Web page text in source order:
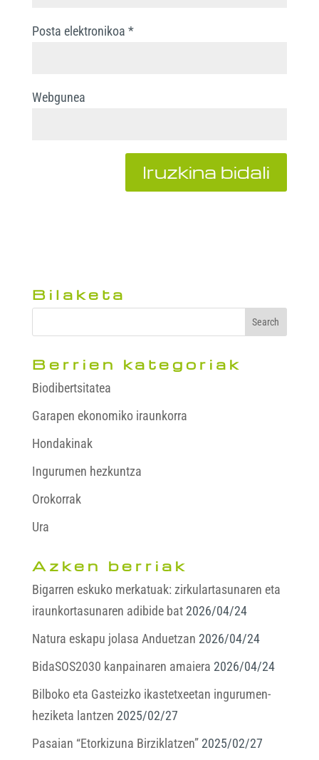
Posta elektronikoa *
Webgunea
Bilaketa
Berrien kategoriak
Biodibertsitatea
Garapen ekonomiko iraunkorra
Hondakinak
Ingurumen hezkuntza
Orokorrak
Ura
Azken berriak
Bigarren eskuko merkatuak: zirkulartasunaren eta
iraunkortasunaren adibide bat 2026/04/24
Natura eskapu jolasa Anduetzan 2026/04/24
BidaSOS2030 kanpainaren amaiera 2026/04/24
Bilboko eta Gasteizko ikastetxeetan ingurumen-
heziketa lantzen 2025/02/27
Pasaian “Etorkizuna Birziklatzen” 2025/02/27